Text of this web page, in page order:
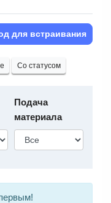
для встраивания
Со статусом
Подача
материала